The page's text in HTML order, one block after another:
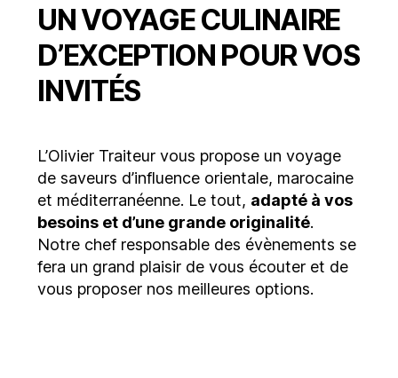
UN VOYAGE CULINAIRE
D’EXCEPTION POUR VOS
INVITÉS
L’Olivier Traiteur vous propose un voyage
de saveurs d’influence orientale, marocaine
et méditerranéenne. Le tout, adapté à vos
besoins et d’une grande originalité.
Notre chef responsable des évènements se
fera un grand plaisir de vous écouter et de
vous proposer nos meilleures options.